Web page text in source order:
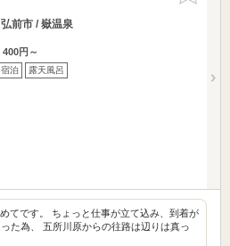
前市 / 嶽温泉
400円～
宿泊 露天風呂
てです。 ちょっと仕事が立て込み、到着が
た為、 五所川原からの往路は辺りは真っ